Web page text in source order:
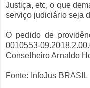
Justiça, etc, o que
serviço judiciário seja
O pedido de
0010553-
Conselheiro Arnaldo
Fonte: InfoJus BRASIL